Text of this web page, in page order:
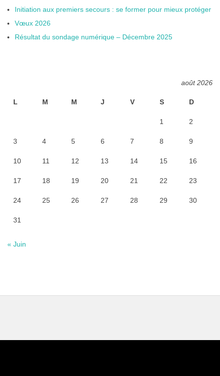
Initiation aux premiers secours : se former pour mieux protéger
Vœux 2026
Résultat du sondage numérique – Décembre 2025
août 2026
L M M J V S D
1 2
3 4 5 6 7 8 9
10 11 12 13 14 15 16
17 18 19 20 21 22 23
24 25 26 27 28 29 30
31
« Juin